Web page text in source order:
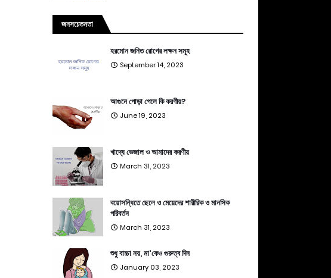
জনসচেতনতা
হরমোন জনিত রোগের লক্ষন সমূহ
September 14, 2023
আগুনে পোড়া গেলে কি করণীয়?
June 19, 2023
খাদ্যে ভেজাল ও আমাদের করণীয়
March 31, 2023
বয়োসন্ধিতে ছেলে ও মেয়েদের শারীরিক ও মানসিক
পরিবর্তন
March 31, 2023
শুধু বাচ্চা নয়, মা'কেও গুরুত্ব দিন
January 03, 2023